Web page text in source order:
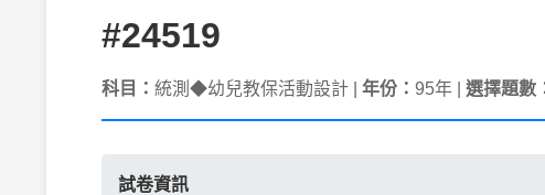
#24519
科目： 統測◆幼兒教保活動設計 | 年份： 95年 | 選擇題數
試卷資訊